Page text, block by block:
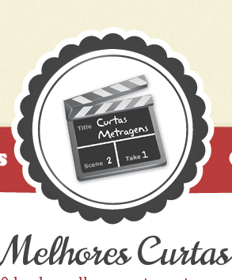
Melhores Curtas